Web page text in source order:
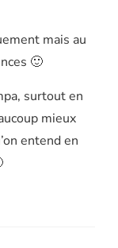
mais au
🙂
surtout en
mieux
entend en